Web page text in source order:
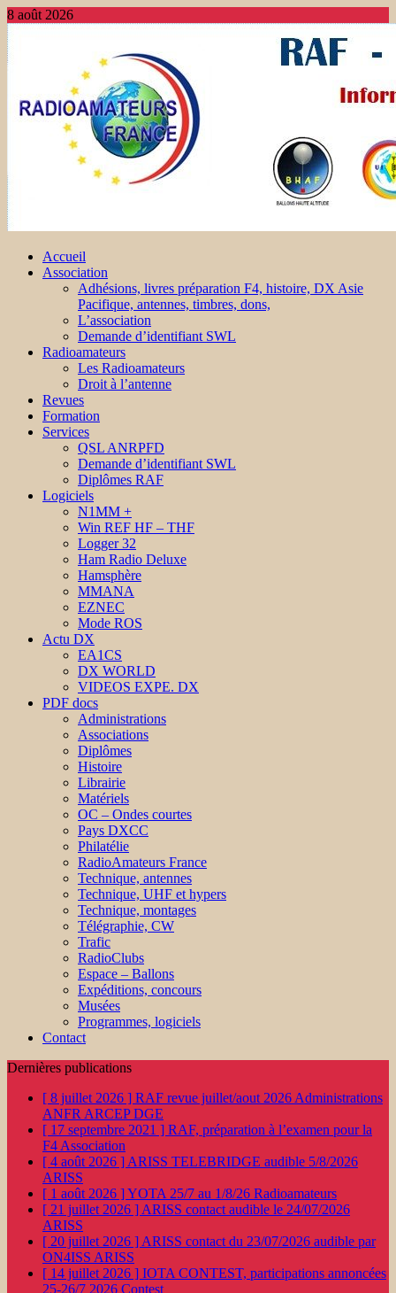
8 août 2026
Accueil
Association
Adhésions, livres préparation F4, histoire, DX Asie
Pacifique, antennes, timbres, dons,
L’association
Demande d’identifiant SWL
Radioamateurs
Les Radioamateurs
Droit à l’antenne
Revues
Formation
Services
QSL ANRPFD
Demande d’identifiant SWL
Diplômes RAF
Logiciels
N1MM +
Win REF HF – THF
Logger 32
Ham Radio Deluxe
Hamsphère
MMANA
EZNEC
Mode ROS
Actu DX
EA1CS
DX WORLD
VIDEOS EXPE. DX
PDF docs
Administrations
Associations
Diplômes
Histoire
Librairie
Matériels
OC – Ondes courtes
Pays DXCC
Philatélie
RadioAmateurs France
Technique, antennes
Technique, UHF et hypers
Technique, montages
Télégraphie, CW
Trafic
RadioClubs
Espace – Ballons
Expéditions, concours
Musées
Programmes, logiciels
Contact
Dernières publications
[ 8 juillet 2026 ] RAF revue juillet/aout 2026 Administrations
ANFR ARCEP DGE
[ 17 septembre 2021 ] RAF, préparation à l’examen pour la
F4 Association
[ 4 août 2026 ] ARISS TELEBRIDGE audible 5/8/2026
ARISS
[ 1 août 2026 ]YOTA 25/7 au 1/8/26 Radioamateurs
[ 21 juillet 2026 ] ARISS contact audible le 24/07/2026
ARISS
[ 20 juillet 2026 ] ARISS contact du 23/07/2026 audible par
ON4ISS ARISS
[ 14 juillet 2026 ] IOTA CONTEST, participations annoncées
25-26/7 2026 Contest